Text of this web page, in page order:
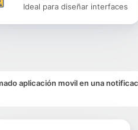
Ideal para diseñar interfaces
aplicación movil en una